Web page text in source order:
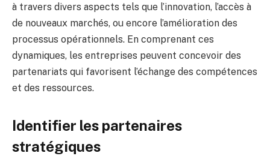
à travers divers aspects tels que l’innovation, l’accès à
de nouveaux marchés, ou encore l’amélioration des
processus opérationnels. En comprenant ces
dynamiques, les entreprises peuvent concevoir des
partenariats qui favorisent l’échange des compétences
et des ressources.
Identifier les partenaires
stratégiques